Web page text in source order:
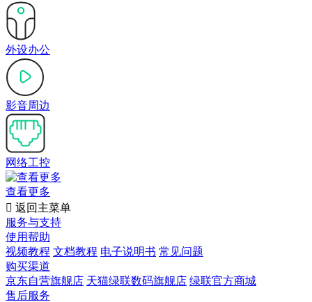
外设办公
影音周边
网络工控
查看更多
 返回主菜单
服务与支持
使用帮助
视频教程 文档教程 电子说明书 常见问题
购买渠道
京东自营旗舰店 天猫绿联数码旗舰店 绿联官方商城
售后服务